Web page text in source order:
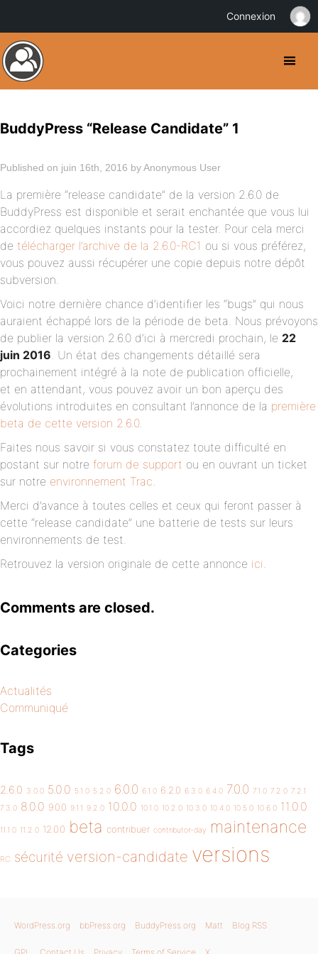
BuddyPress “Release Candidate” 1
Published on juin 16th, 2016 by Anonymous User
La première “release candidate” de la version 2.6.0 de
BuddyPress est disponible et serait enchantée que vous lui
accordiez quelques instants pour la tester. Pour cela merci
de télécharger l’archive de la 2.6.0-RC1 ou si vous préférez,
vous pouvez aussi récupérer une copie depuis notre dépôt
subversion.
Voici notre dernière chance d’identifier les “bugs” qui nous
auraient échappé lors de la période de beta. Nous prévoyons
de publier la version 2.6.0 d’ici à mercredi prochain, le 22
juin 2016. Un état des changements détaillé sera
prochainement intégré à la note de publication officielle,
et en attendant, vous pouvez avoir un bon aperçu des
évolutions introduites en consultant l’annonce de la première
beta de cette version 2.6.0.
Faites nous savoir si vous constatez toute difficulté en
postant sur notre forum de support ou en ouvrant un ticket
sur notre environnement Trac.
Merci d’avance à toutes celles et ceux qui feront passer à
cette “release candidate” une batterie de tests sur leurs
environnements de test.
Retrouvez la version originale de cette annonce ici.
Comments are closed.
Categories
Actualités
Communiqué
Tags
2.6.0 3.0.0 5.0.0 5.1.0 5.2.0 6.0.0 6.1.0 6.2.0 6.3.0 6.4.0 7.0.0 7.1.0 7.2.0 7.2.1
7.3.0 8.0.0 9.0.0 9.1.1 9.2.0 10.0.0 10.1.0 10.2.0 10.3.0 10.4.0 10.5.0 10.6.0 11.0.0
11.1.0 11.2.0 12.0.0 beta contribuer contributor-day maintenance
RC sécurité version-candidate versions
WordPress.org bbPress.org BuddyPress.org Matt Blog RSS
Connexion